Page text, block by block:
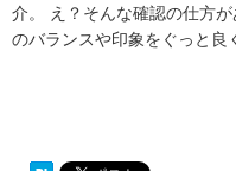
介。 え？そんな確認の仕方
のバランスや印象をぐっと良